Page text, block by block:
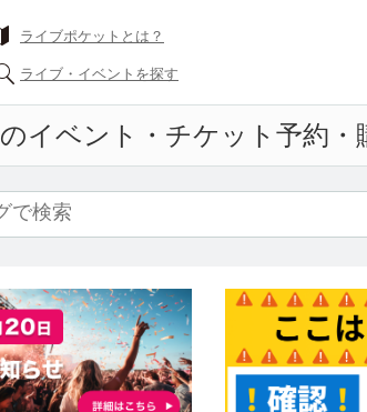
ライブポケットとは？
ライブ・イベントを探す
のイベント・チケット予約・